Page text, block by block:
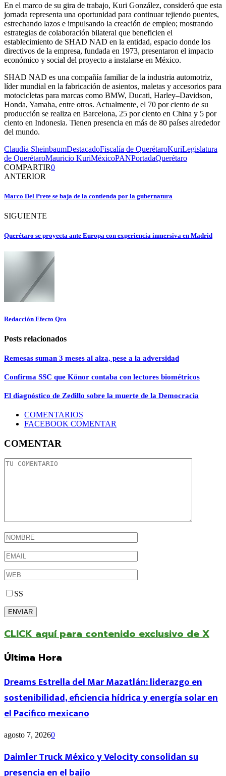
En el marco de su gira de trabajo, Kuri González, consideró que esta
jornada representa una oportunidad para continuar tejiendo puentes,
estrechando lazos e impulsando la creación de empleo; mostrando
estrategias de colaboración bilateral que beneficien el
establecimiento de SHAD NAD en la entidad, espacio donde los
directivos de la empresa, fundada en 1973, presentaron el impacto
económico y social del proyecto a instalarse en México.
SHAD NAD es una compañía familiar de la industria automotriz,
líder mundial en la fabricación de asientos, maletas y accesorios para
motocicletas para marcas como BMW, Ducati, Harley–Davidson,
Honda, Yamaha, entre otros. Actualmente, el 70 por ciento de su
producción se realiza en Barcelona, 25 por ciento en China y 5 por
ciento en Indonesia. Tienen presencia en más de 80 países alrededor
del mundo.
Claudia SheinbaumDestacadoFiscalía de QuerétaroKuriLegislatura
de QuerétaroMauricio KuriMéxicoPANPortadaQuerétaro
COMPARTIR0
ANTERIOR
Marco Del Prete se baja de la contienda por la gubernatura
SIGUIENTE
Querétaro se proyecta ante Europa con experiencia inmersiva en Madrid
Redacción Efecto Qro
Posts relacionados
Remesas suman 3 meses al alza, pese a la adversidad
Confirma SSC que Könor contaba con lectores biométricos
El diagnóstico de Zedillo sobre la muerte de la Democracia
COMENTARIOS
FACEBOOK COMENTAR
COMENTAR
SS
CLICK aquí para contenido exclusivo de X
Última Hora
Dreams Estrella del Mar Mazatlán: liderazgo en
sostenibilidad, eficiencia hídrica y energía solar en
el Pacífico mexicano
agosto 7, 20260
Daimler Truck México y Velocity consolidan su
presencia en el bajío